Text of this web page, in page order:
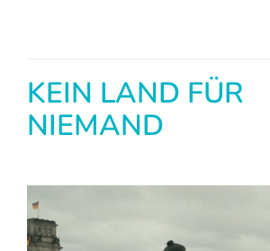
KEIN LAND FÜR
NIEMAND